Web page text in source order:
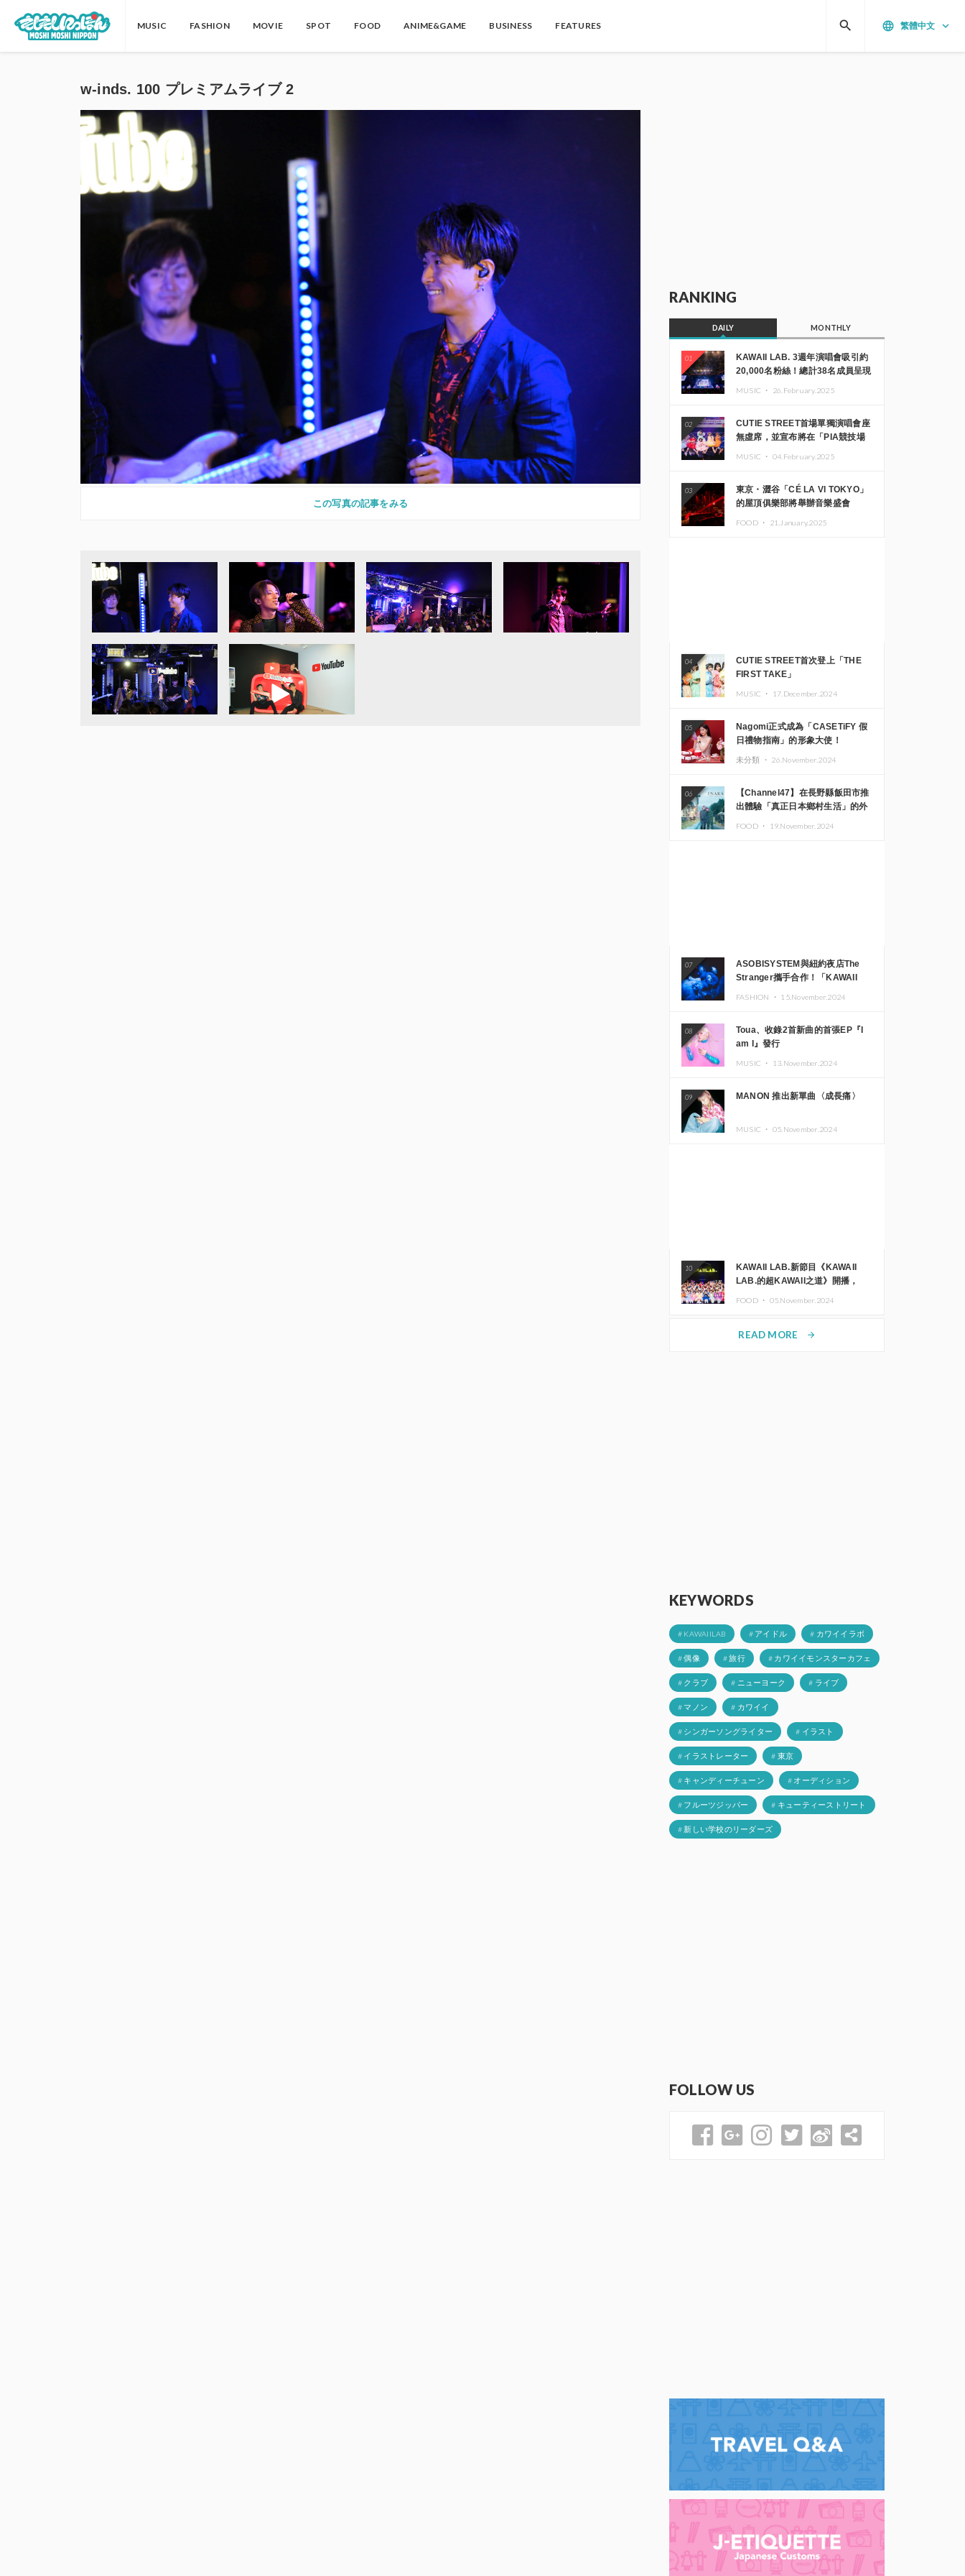
MUSIC FASHION MOVIE SPOT FOOD ANIME&GAME BUSINESS FEATURES language 繁體中文 keyboard_arrow_down
search
w-inds. 100 プレミアムライブ 2
この写真の記事をみる
RANKING
DAILY MONTHLY
01
KAWAII LAB. 3週年演唱會吸引約
20,000名粉絲！總計38名成員呈現
MUSIC ・ 26.February.2025
02
CUTIE STREET首場單獨演唱會座
無虛席，並宣布將在「PIA競技場
MUSIC ・ 04.February.2025
03
東京・澀谷「CÉ LA VI TOKYO」
的屋頂俱樂部將舉辦音樂盛會
FOOD ・ 21.January.2025
04
CUTIE STREET首次登上「THE
FIRST TAKE」
MUSIC ・ 17.December.2024
05
Nagomi正式成為「CASETiFY 假
日禮物指南」的形象大使！
未分類 ・ 26.November.2024
06
【Channel47】在長野縣飯田市推
出體驗「真正日本鄉村生活」的外
FOOD ・ 19.November.2024
07
ASOBISYSTEM與紐約夜店The
Stranger攜手合作！「KAWAII
FASHION ・ 15.November.2024
08
Toua、收錄2首新曲的首張EP『I
am I』發行
MUSIC ・ 13.November.2024
09 MANON 推出新單曲〈成長痛〉
MUSIC ・ 05.November.2024
10
KAWAII LAB.新節目《KAWAII
LAB.的超KAWAII之道》開播，
FOOD ・ 05.November.2024
READ MORE arrow_forward
KEYWORDS
# KAWAIILAB # アイドル # カワイイラボ
# 偶像 # 旅行 # カワイイモンスターカフェ
# クラブ # ニューヨーク # ライブ
# マノン # カワイイ
# シンガーソングライター # イラスト
# イラストレーター # 東京
# キャンディーチューン # オーディション
# フルーツジッパー # キューティーストリート
# 新しい学校のリーダーズ
FOLLOW US